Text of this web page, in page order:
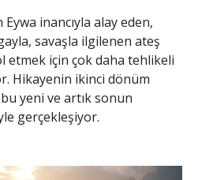
inancıyla alay eden,
savaşla ilgilenen ateş
etmek için çok daha tehlikeli
Hikayenin ikinci dönüm
yeni ve artık sonun
gerçekleşiyor.